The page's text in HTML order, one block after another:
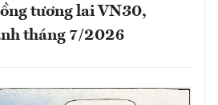
tương lai VN30,
tháng 7/2026